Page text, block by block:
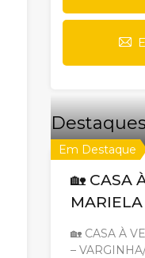
Em Destaque
🏡 CASA
🏡 CASA À
–